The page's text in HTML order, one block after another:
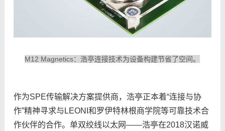
M12 Magnetics：浩亭连接技术为设备构建节省了空间。
作为SPE传输解决方案提供商，浩亭正本着“连接与协
作”精神寻求与LEONI和罗伊特林根商学院等可靠技术合
作伙伴的合作。单双绞线以太网——浩亭在2018汉诺威